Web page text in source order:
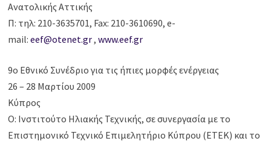
Ανατολικής Αττικής
Π: τηλ: 210-3635701, Fax: 210-3610690, e-
mail:eef@otenet.gr,www.eef.gr
9ο Εθνικό Συνέδριο για τις ήπιες μορφές ενέργειας
26 – 28 Μαρτίου 2009
Κύπρος
Ο: Ινστιτούτο Ηλιακής Τεχνικής, σε συνεργασία με το
Επιστημονικό Τεχνικό Επιμελητήριο Κύπρου (ΕΤΕΚ) και το